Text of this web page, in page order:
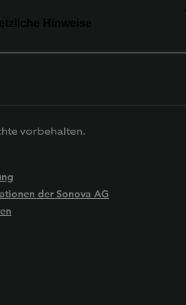
vorbehalten.
der Sonova AG